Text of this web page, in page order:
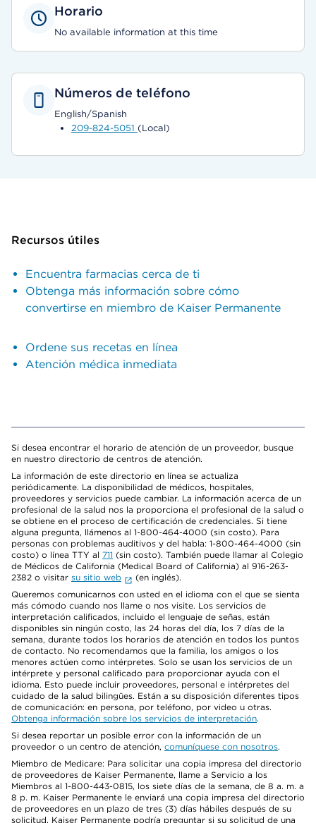
Horario
No available information at this time
Números de teléfono
English/Spanish
209-824-5051 (Local)
Recursos útiles
Encuentra farmacias cerca de ti
Obtenga más información sobre cómo
convertirse en miembro de Kaiser Permanente
Ordene sus recetas en línea
Atención médica inmediata
Si desea encontrar el horario de atención de un proveedor, busque
en nuestro directorio de centros de atención.
La información de este directorio en línea se actualiza
periódicamente. La disponibilidad de médicos, hospitales,
proveedores y servicios puede cambiar. La información acerca de un
profesional de la salud nos la proporciona el profesional de la salud o
se obtiene en el proceso de certificación de credenciales. Si tiene
alguna pregunta, llámenos al 1-800-464-4000 (sin costo). Para
personas con problemas auditivos y del habla: 1-800-464-4000 (sin
costo) o línea TTY al 711 (sin costo). También puede llamar al Colegio
de Médicos de California (Medical Board of California) al 916-263-
2382 o visitar su sitio web
(en inglés).
Queremos comunicarnos con usted en el idioma con el que se sienta
más cómodo cuando nos llame o nos visite. Los servicios de
interpretación calificados, incluido el lenguaje de señas, están
disponibles sin ningún costo, las 24 horas del día, los 7 días de la
semana, durante todos los horarios de atención en todos los puntos
de contacto. No recomendamos que la familia, los amigos o los
menores actúen como intérpretes. Solo se usan los servicios de un
intérprete y personal calificado para proporcionar ayuda con el
idioma. Esto puede incluir proveedores, personal e intérpretes del
cuidado de la salud bilingües. Están a su disposición diferentes tipos
de comunicación: en persona, por teléfono, por video u otras.
Obtenga información sobre los servicios de interpretación.
Si desea reportar un posible error con la información de un
proveedor o un centro de atención, comuníquese con nosotros.
Miembro de Medicare: Para solicitar una copia impresa del directorio
de proveedores de Kaiser Permanente, llame a Servicio a los
Miembros al 1-800-443-0815, los siete días de la semana, de 8 a. m. a
8 p. m. Kaiser Permanente le enviará una copia impresa del directorio
de proveedores en un plazo de tres (3) días hábiles después de su
solicitud. Kaiser Permanente podría preguntar si su solicitud de una